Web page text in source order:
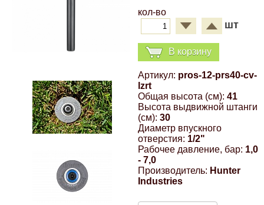
кол-во
шт
В корзину
Артикул: pros-12-prs40-cv-
lzrt
Общая высота (см): 41
Высота выдвижной штанги
(см): 30
Диаметр впускного
отверстия: 1/2"
Рабочее давление, бар: 1,0
- 7,0
Производитель: Hunter
Industries
Компрессионные фитинги Poliext
Infinity
Эмали универсальные акриловые
Грунтовки, защитные лаки
Магнитные панели на холодильник